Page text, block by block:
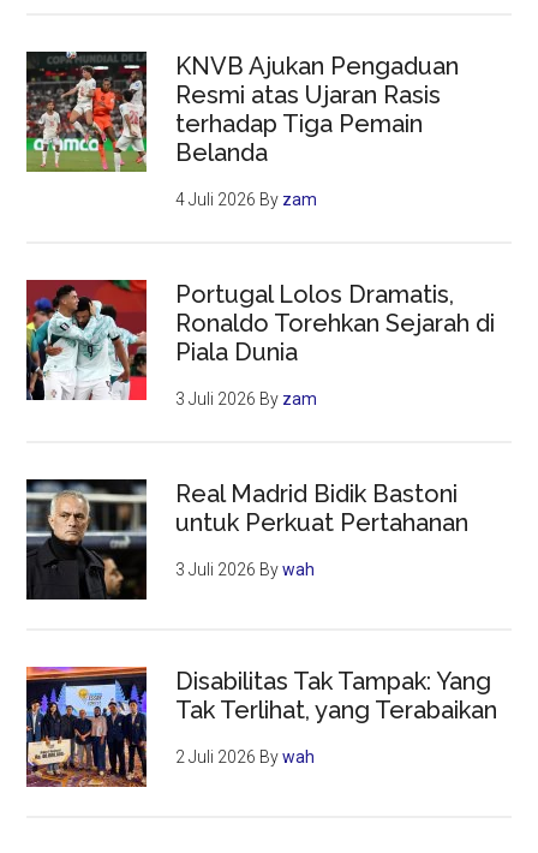
KNVB Ajukan Pengaduan
Resmi atas Ujaran Rasis
terhadap Tiga Pemain
Belanda
4 Juli 2026 By zam
Portugal Lolos Dramatis,
Ronaldo Torehkan Sejarah di
Piala Dunia
3 Juli 2026 By zam
Real Madrid Bidik Bastoni
untuk Perkuat Pertahanan
3 Juli 2026 Bywah
Disabilitas Tak Tampak: Yang
Tak Terlihat, yang Terabaikan
2 Juli 2026 Bywah